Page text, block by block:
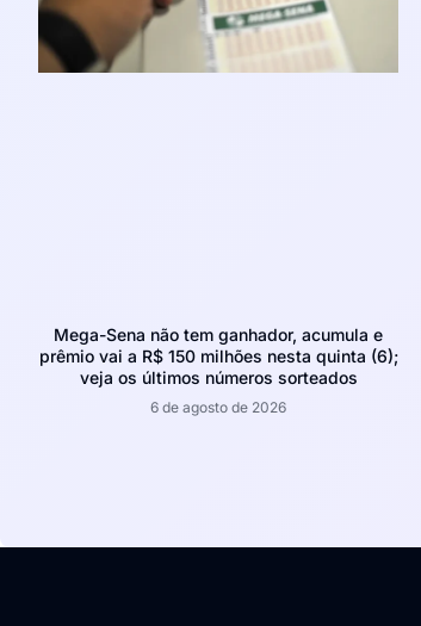
Mega-Sena não tem ganhador, acumula e
prêmio vai a R$ 150 milhões nesta quinta (6);
veja os últimos números sorteados
6 de agosto de 2026